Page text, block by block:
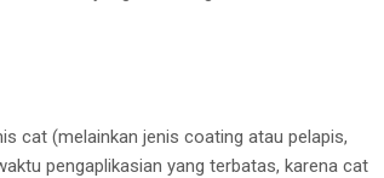
cat (melainkan jenis coating atau pelapis,
pengaplikasian yang terbatas, karena cat